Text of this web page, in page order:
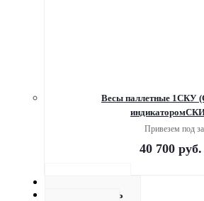
Весы паллетные 1СКУ
Привезем под
40 700руб.
Как купить